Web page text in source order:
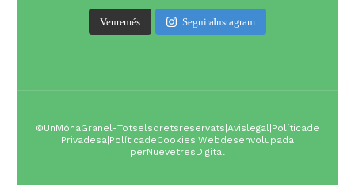
Veure més Seguir a Instagram
© Un Món a Granel - Tots els drets reservats | Avis legal Política de
Privadesa Política de Cookies | Web desenvolupada
perNuevetres Digital